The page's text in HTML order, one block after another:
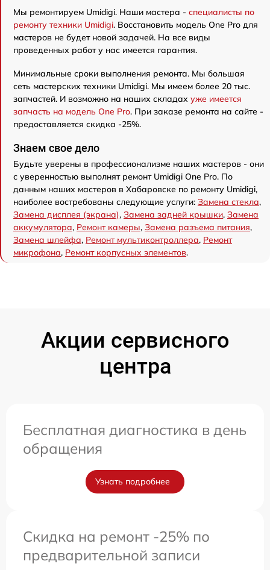
Мы ремонтируем Umidigi. Наши мастера - специалисты по
ремонту техники Umidigi. Восстановить модель One Pro для
мастеров не будет новой задачей. На все виды
проведенных работ у нас имеется гарантия.
Минимальные сроки выполнения ремонта. Мы большая
сеть мастерских техники Umidigi. Мы имеем более 20 тыс.
запчастей. И возможно на наших складах уже имеется
запчасть на модель One Pro. При заказе ремонта на сайте -
предоставляется скидка -25%.
Знаем свое дело
Будьте уверены в профессионализме наших мастеров - они
с уверенностью выполнят ремонт Umidigi One Pro. По
данным наших мастеров в Хабаровске по ремонту Umidigi,
наиболее востребованы следующие услуги: Замена стекла,
Замена дисплея (экрана), Замена задней крышки, Замена
аккумулятора, Ремонт камеры, Замена разъема питания,
Замена шлейфа, Ремонт мультиконтроллера, Ремонт
микрофона, Ремонт корпусных элементов.
Акции сервисного
центра
Бесплатная диагностика в день
обращения
Узнать подробнее
Скидка на ремонт -25% по
предварительной записи